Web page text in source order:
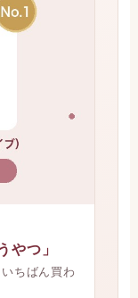
やつ」
ちばん買わ